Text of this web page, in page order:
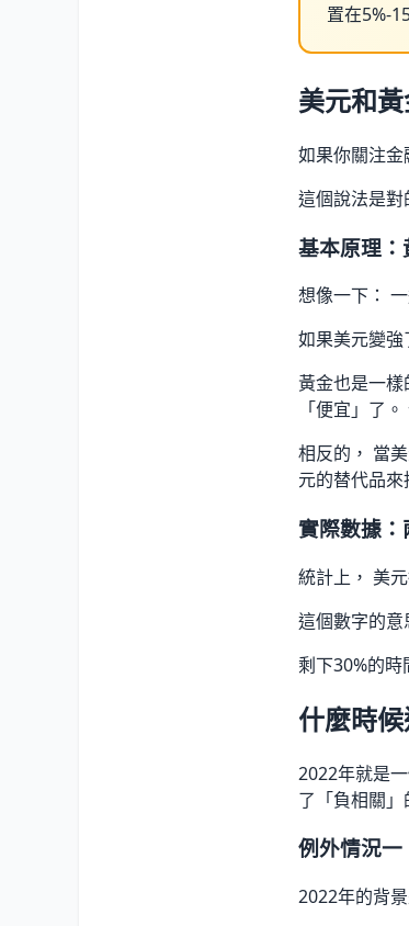
置在5%-
美元和
如果你關注金
這個說法是對
基本原理
想像一下：
如果美元變強
黃金也是一
「便宜」了
相反的， 當
元的替代品來
實際數據：
統計上， 美
這個數字的意
剩下30%的時
什麼時
2022年就是
了「負相關」
例外情況一
2022年的背